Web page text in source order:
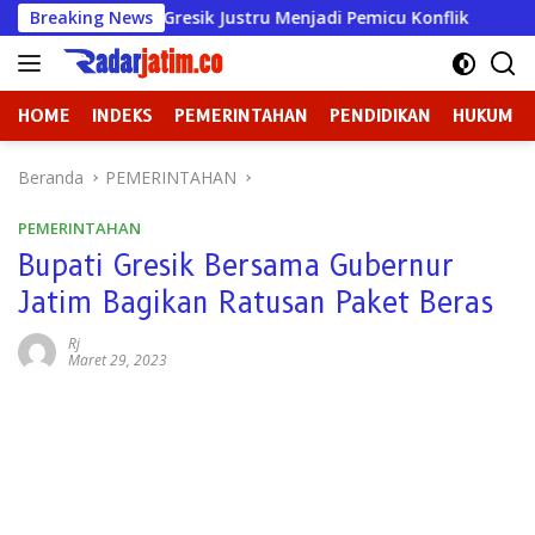
Langsung
ke
konten
Breaking News
DPRD Gresik Justru Menjadi Pemicu Konflik Dugaan
HOME INDEKS PEMERINTAHAN PENDIDIKAN HUKUM
Beranda PEMERINTAHAN
PEMERINTAHAN
Bupati Gresik Bersama Gubernur
Jatim Bagikan Ratusan Paket Beras
Rj
Maret 29, 2023